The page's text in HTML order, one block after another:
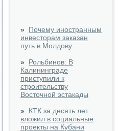
» Почему иностранным
инвесторам заказан
путь в Молдову
» Рольбинов: В
Калининграде
приступили к
строительству
Восточной эстакады
» КТК за десять лет
вложил в социальные
проекты на Кубани